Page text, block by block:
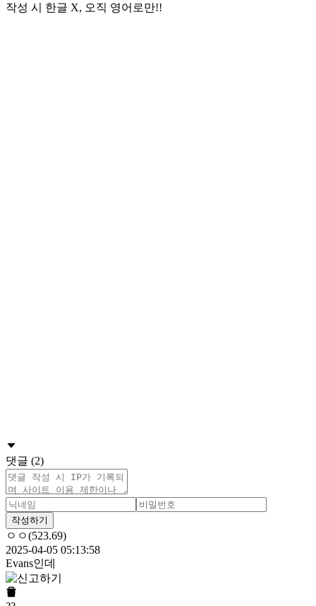
작성 시 한글 X, 오직 영어로만!!
댓글 (2)
작성하기
ㅇㅇ(523.69)
2025-04-05 05:13:58
Evans인데